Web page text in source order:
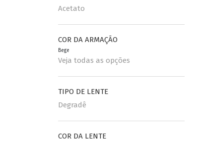
Acetato
COR DA ARMAÇÃO
Bege
Veja todas as opções
TIPO DE LENTE
Degradê
COR DA LENTE